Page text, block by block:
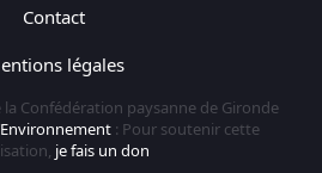
Contact
légales
Confédération paysanne de Gironde
: Pour soutenir cette
je fais un don